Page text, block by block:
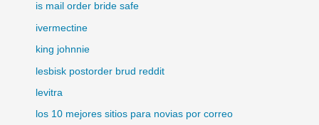
is mail order bride safe
ivermectine
king johnnie
lesbisk postorder brud reddit
levitra
los 10 mejores sitios para novias por correo